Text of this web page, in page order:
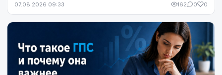
07.08.2026 09:33 162 0 0